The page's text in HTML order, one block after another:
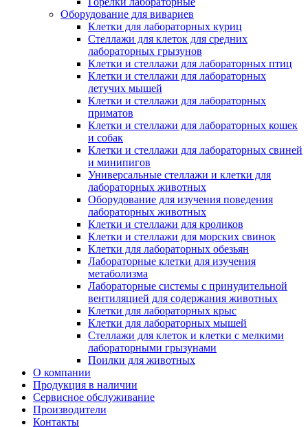
Оборудование для вивариев
Клетки для лабораторных куриц
Стеллажи для клеток для средних
лабораторных грызунов
Клетки и стеллажи для лабораторных птиц
Клетки и стеллажи для лабораторных
летучих мышей
Клетки и стеллажи для лабораторных
приматов
Клетки и стеллажи для лабораторных кошек
и собак
Клетки и стеллажи для лабораторных свиней
и минипигов
Универсальные стеллажи и клетки для
лабораторных животных
Оборудование для изучения поведения
лабораторных животных
Клетки и стеллажи для кроликов
Клетки и стеллажи для морских свинок
Клетки для лабораторных обезьян
Лабораторные клетки для изучения
метаболизма
Лабораторные системы с принудительной
вентиляцией для содержания животных
Клетки для лабораторных крыс
Клетки для лабораторных мышей
Стеллажи для клеток и клетки с мелкими
лабораторными грызунами
Поилки для животных
О компании
Продукция в наличии
Сервисное обслуживание
Производители
Контакты